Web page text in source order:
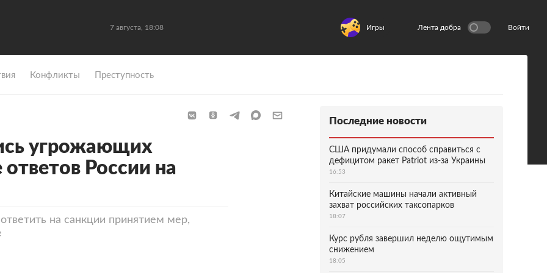
7 августа, 18:08 Игры Лента добра Войти
Конфликты Преступность
угрожающих
России на
на санкции принятием мер,
Последние новости
США придумали способ справиться с
дефицитом ракет Patriot из-за Украины
16:53
Китайские машины начали активный
захват российских таксопарков
18:07
Курс рубля завершил неделю ощутимым
снижением
18:05